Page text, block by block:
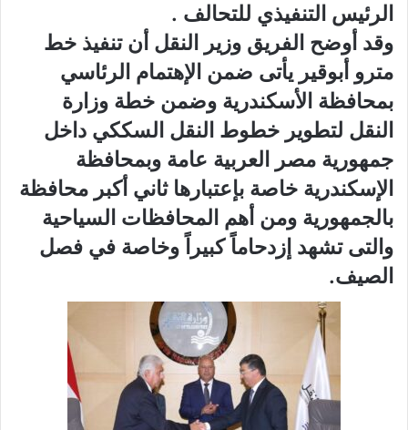
الرئيس التنفيذي للتحالف .
وقد أوضح الفريق وزير النقل أن تنفيذ خط
مترو أبوقير يأتى ضمن الإهتمام الرئاسي
بمحافظة الأسكندرية وضمن خطة وزارة
النقل لتطوير خطوط النقل السككي داخل
جمهورية مصر العربية عامة وبمحافظة
الإسكندرية خاصة بإعتبارها ثاني أكبر محافظة
بالجمهورية ومن أهم المحافظات السياحية
والتى تشهد إزدحاماً كبيراً وخاصة في فصل
الصيف.